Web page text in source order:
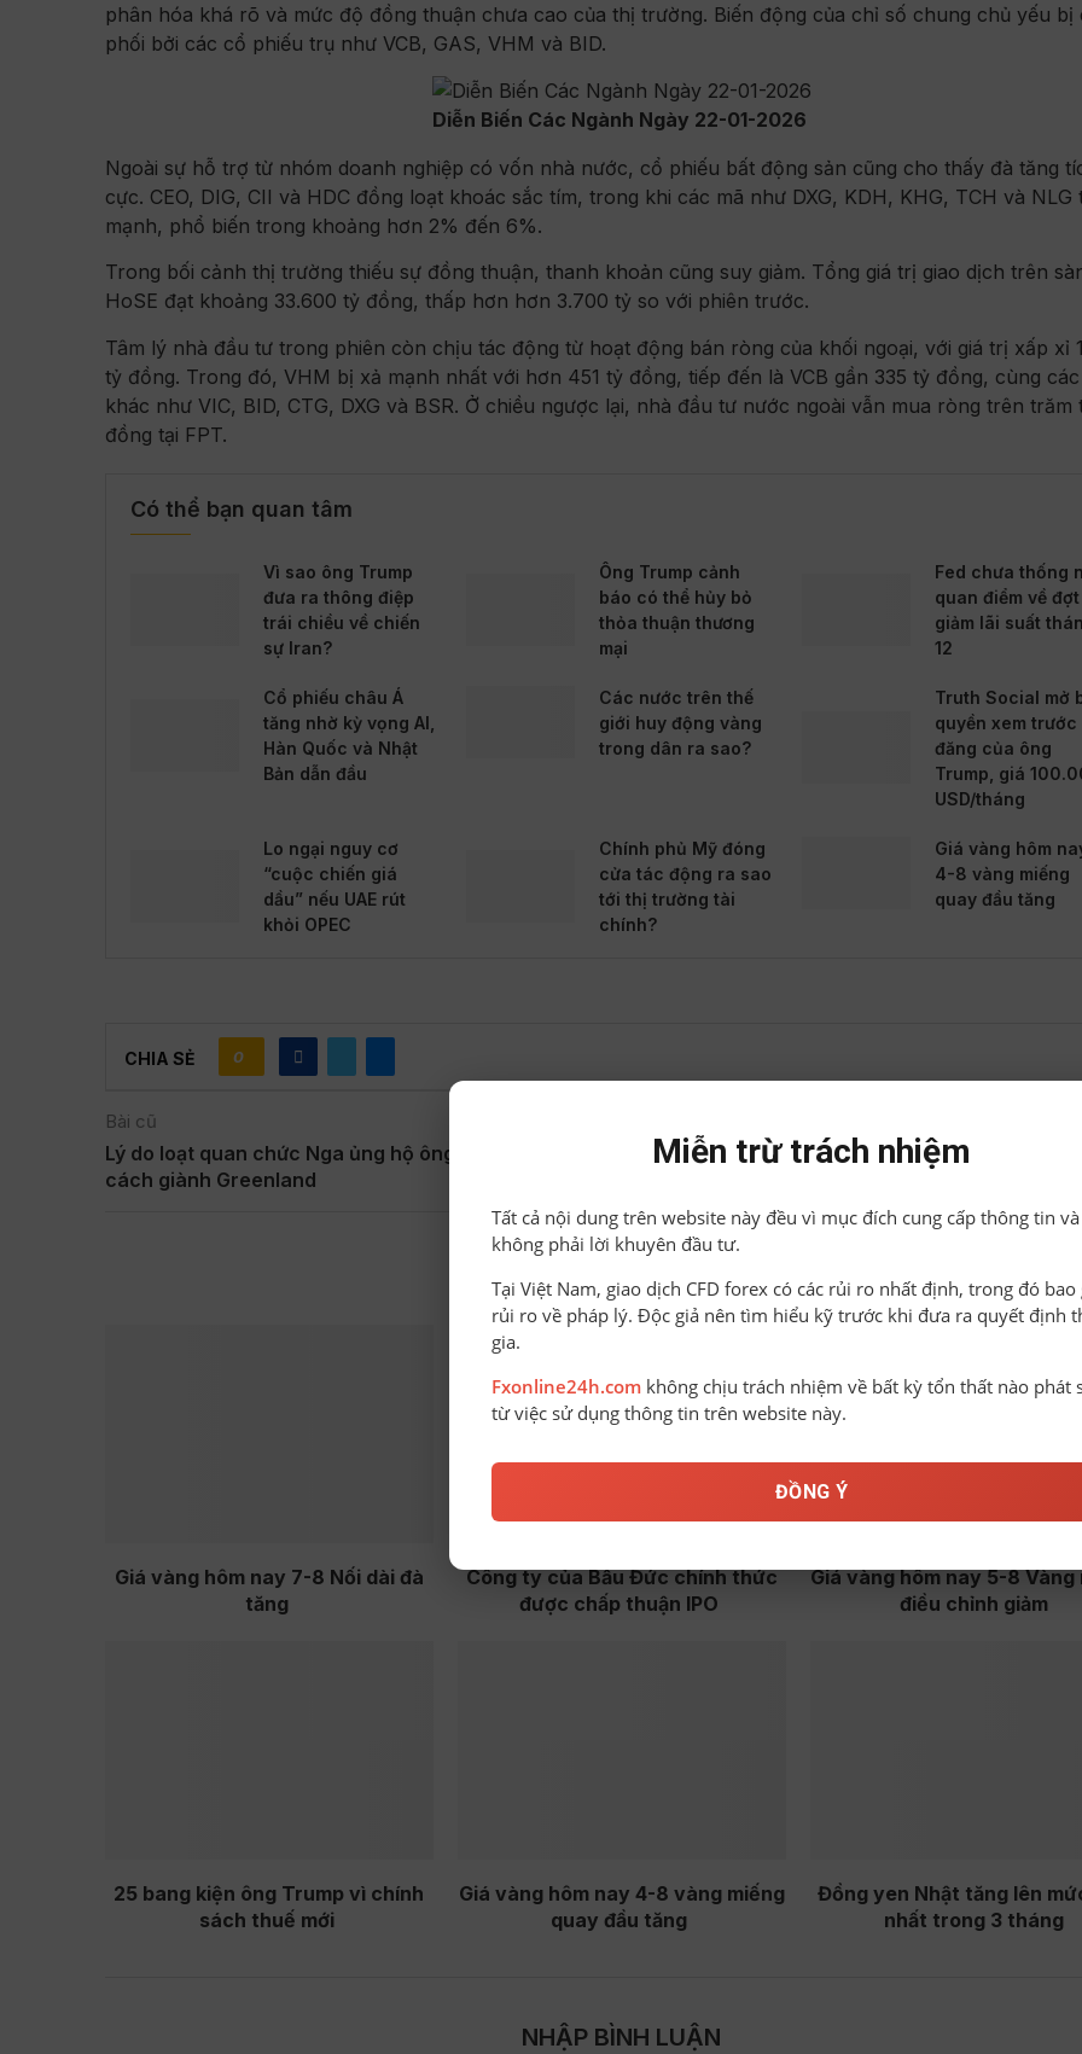
phân hóa khá rõ và mức độ đồng thuận chưa cao của thị trường. Biến động của chỉ số chung chủ yếu bị
phối bởi các cổ phiếu trụ như VCB, GAS, VHM và BID.
Diễn Biến Các Ngành Ngày 22-01-2026
Ngoài sự hỗ trợ từ nhóm doanh nghiệp có vốn nhà nước, cổ phiếu bất động sản cũng cho thấy đà tăng
cực. CEO, DIG, CII và HDC đồng loạt khoác sắc tím, trong khi các mã như DXG, KDH, KHG, TCH và NLG
mạnh, phổ biến trong khoảng hơn 2% đến 6%.
Trong bối cảnh thị trường thiếu sự đồng thuận, thanh khoản cũng suy giảm. Tổng giá trị giao dịch trên
HoSE đạt khoảng 33.600 tỷ đồng, thấp hơn hơn 3.700 tỷ so với phiên trước.
Tâm lý nhà đầu tư trong phiên còn chịu tác động từ hoạt động bán ròng của khối ngoại, với giá trị xấp xỉ
tỷ đồng. Trong đó, VHM bị xả mạnh nhất với hơn 451 tỷ đồng, tiếp đến là VCB gần 335 tỷ đồng, cùng các
khác như VIC, BID, CTG, DXG và BSR. Ở chiều ngược lại, nhà đầu tư nước ngoài vẫn mua ròng trên trăm
đồng tại FPT.
Có thể bạn quan tâm
Vì sao ông Trump
đưa ra thông điệp
trái chiều về chiến
sự Iran?
Ông Trump cảnh
báo có thể hủy bỏ
thỏa thuận thương
mại
Fed chưa thống
quan điểm về đợt
giảm lãi suất
12
Cổ phiếu châu Á
tăng nhờ kỳ vọng AI,
Hàn Quốc và Nhật
Bản dẫn đầu
Các nước trên thế
giới huy động vàng
trong dân ra sao?
Truth Social mở
quyền xem trước
đăng của ông
Trump, giá
USD/tháng
Lo ngại nguy cơ
“cuộc chiến giá
dầu” nếu UAE rút
khỏi OPEC
Chính phủ Mỹ đóng
cửa tác động ra sao
tới thị trường tài
chính?
Giá vàng hôm
4-8 vàng miếng
quay đầu tăng
CHIA SẺ 0
Bài cũ
Lý do loạt quan chức Nga ủng hộ ông Trump tìm
cách giành Greenland
Giá vàng ngày 23-1 Thế giới tăng mạnh, trong
Giá vàng hôm nay 7-8 Nối dài đà
tăng
Công ty của Bầu Đức chính thức
được chấp thuận IPO
Giá vàng hôm nay 5-8 Vàng
điều chỉnh giảm
25 bang kiện ông Trump vì chính
sách thuế mới
Giá vàng hôm nay 4-8 vàng miếng
quay đầu tăng
Đồng yen Nhật tăng lên
nhất trong 3 tháng
NHẬP BÌNH LUẬN
Miễn trừ trách nhiệm
Tất cả nội dung trên website này đều vì mục đích cung cấp thông tin và
không phải lời khuyên đầu tư.
Tại Việt Nam, giao dịch CFD forex có các rủi ro nhất định, trong đó bao
rủi ro về pháp lý. Độc giả nên tìm hiểu kỹ trước khi đưa ra quyết định
gia.
Fxonline24h.com không chịu trách nhiệm về bất kỳ tổn thất nào phát
từ việc sử dụng thông tin trên website này.
ĐỒNG Ý